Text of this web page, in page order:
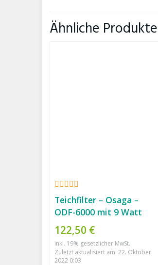
Ähnliche Produkte
Teichfilter – Osaga –
ODF-6000 mit 9 Watt
UVC Lampe
122,50 €
inkl. 19% gesetzlicher MwSt.
Zuletzt aktualisiert am: 22. Oktober
2022 0:03